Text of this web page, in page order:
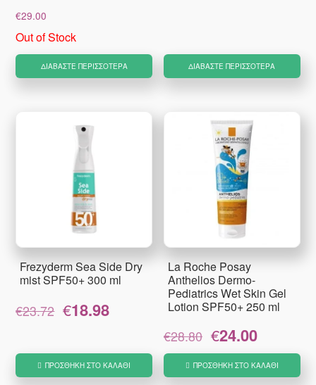
€29.00
Out of Stock
ΔΙΑΒΆΣΤΕ ΠΕΡΙΣΣΌΤΕΡΑ ΔΙΑΒΆΣΤΕ ΠΕΡΙΣΣΌΤΕΡΑ
Frezyderm Sea Side Dry
mist SPF50+ 300 ml
€23.72
Original
price
€18.98
€18.98.
ΠΡΟΣΘΉΚΗ ΣΤΟ ΚΑΛΆΘΙ
La Roche Posay
Anthelios Dermo-
Pediatrics Wet Skin Gel
Lotion SPF50+ 250 ml
€28.80
Original
price
was:
€28.80.
€24.00
τιμή
είναι:
ΠΡΟΣΘΉΚΗ ΣΤΟ ΚΑΛΆΘΙ